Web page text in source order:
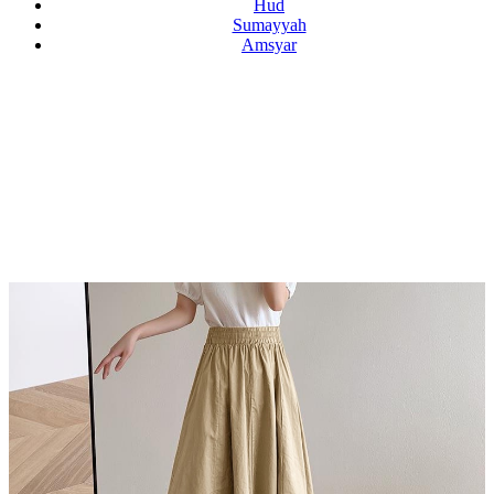
Hud
Sumayyah
Amsyar